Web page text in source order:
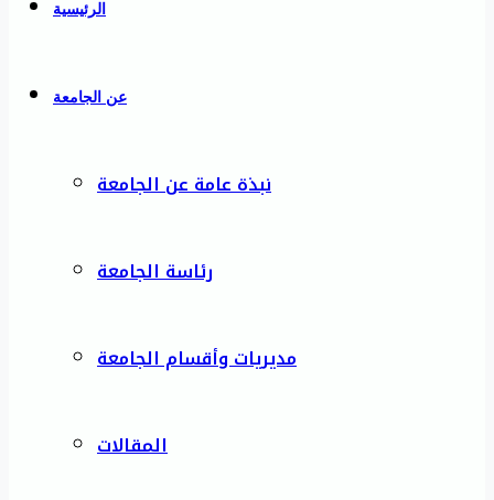
الرئيسية
عن الجامعة
نبذة عامة عن الجامعة
رئاسة الجامعة
مديريات وأقسام الجامعة
المقالات